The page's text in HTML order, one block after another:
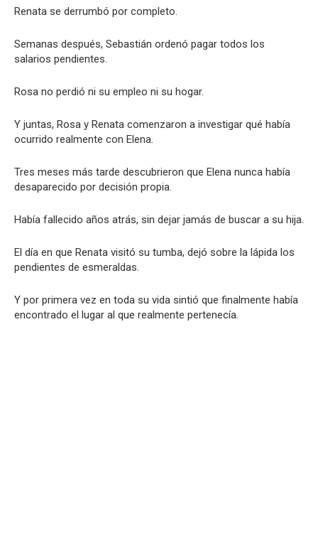
Renata se derrumbó por completo.
Semanas después, Sebastián ordenó pagar todos los
salarios pendientes.
Rosa no perdió ni su empleo ni su hogar.
Y juntas, Rosa y Renata comenzaron a investigar qué había
ocurrido realmente con Elena.
Tres meses más tarde descubrieron que Elena nunca había
desaparecido por decisión propia.
Había fallecido años atrás, sin dejar jamás de buscar a su hija.
El día en que Renata visitó su tumba, dejó sobre la lápida los
pendientes de esmeraldas.
Y por primera vez en toda su vida sintió que finalmente había
encontrado el lugar al que realmente pertenecía.